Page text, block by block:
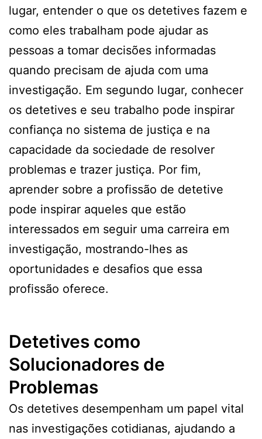
lugar, entender o que os detetives fazem e
como eles trabalham pode ajudar as
pessoas a tomar decisões informadas
quando precisam de ajuda com uma
investigação. Em segundo lugar, conhecer
os detetives e seu trabalho pode inspirar
confiança no sistema de justiça e na
capacidade da sociedade de resolver
problemas e trazer justiça. Por fim,
aprender sobre a profissão de detetive
pode inspirar aqueles que estão
interessados em seguir uma carreira em
investigação, mostrando-lhes as
oportunidades e desafios que essa
profissão oferece.
Detetives como
Solucionadores de
Problemas
Os detetives desempenham um papel vital
nas investigações cotidianas, ajudando a